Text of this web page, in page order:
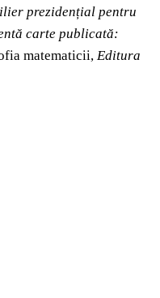
prezidențial pentru
carte publicată:
matematicii, Editura